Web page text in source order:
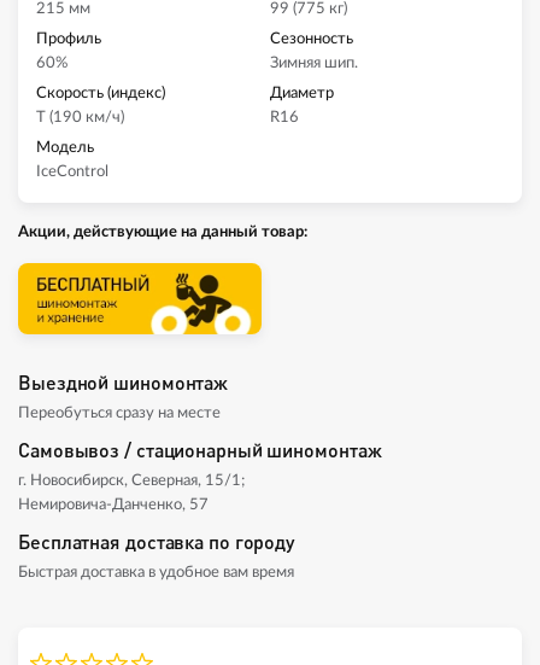
215 мм
99 (775 кг)
Профиль
60%
Сезонность
Зимняя шип.
Скорость (индекс)
T (190 км/ч)
Диаметр
R16
Модель
IceControl
Акции, действующие на данный товар:
Выездной шиномонтаж
Переобуться сразу на месте
Самовывоз / стационарный шиномонтаж
г. Новосибирск, Северная, 15/1;
Немировича-Данченко, 57
Бесплатная доставка по городу
Быстрая доставка в удобное вам время